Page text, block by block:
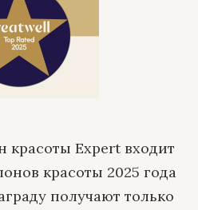
красоты Expert входит
красоты 2025 года
получают только